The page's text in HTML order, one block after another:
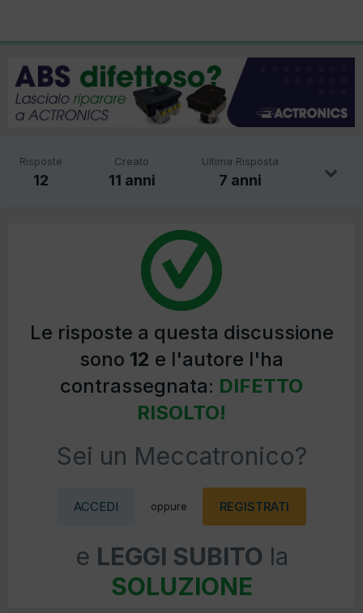
Risposte
12
Creato
11 anni
Ultima Risposta
7 anni
Le risposte a questa discussione
sono 12 e l'autore l'ha
contrassegnata: DIFETTO
RISOLTO!
Sei un Meccatronico?
ACCEDI oppure REGISTRATI
e LEGGI SUBITO la
SOLUZIONE